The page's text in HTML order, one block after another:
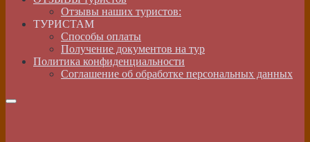
Отзывы наших туристов:
ТУРИСТАМ
Способы оплаты
Получение документов на тур
Политика конфиденциальности
Соглашение об обработке персональных данных